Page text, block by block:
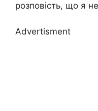
розповість, що я
Advertisment